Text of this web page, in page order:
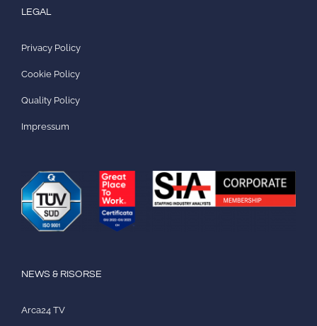
LEGAL
Privacy Policy
Cookie Policy
Quality Policy
Impressum
NEWS & RISORSE
Arca24 TV